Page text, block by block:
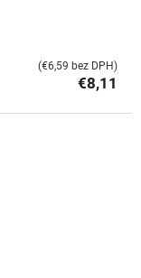
€8,11
(€6,59 bez DPH)